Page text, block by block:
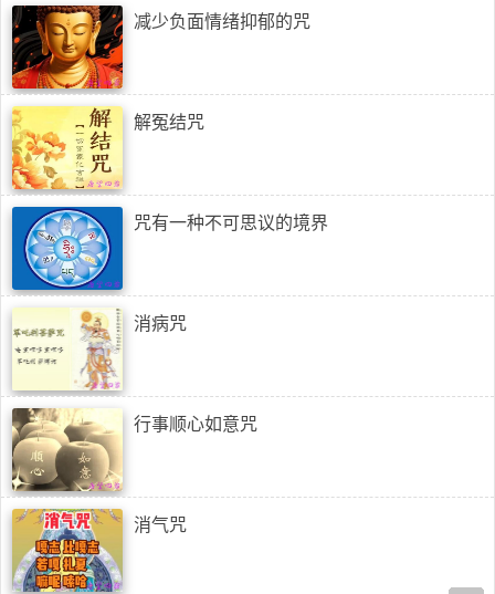
减少负面情绪抑郁的咒
解冤结咒
咒有一种不可思议的境界
消病咒
行事顺心如意咒
消气咒